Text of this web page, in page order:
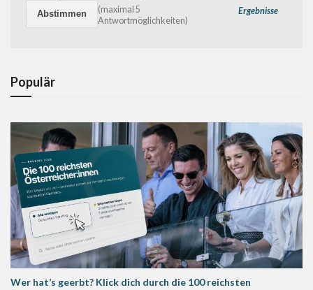
Ergebnisse
(maximal 5
Antwortmöglichkeiten)
Populär
Wer hat’s geerbt? Klick dich durch die 100 reichsten